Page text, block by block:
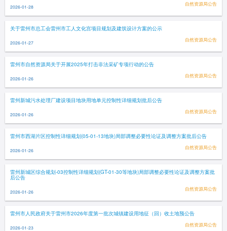
2026-01-28 自然资源局公告
关于雷州市总工会雷州市工人文化宫项目规划及建筑设计方案的公示
2026-01-27 自然资源局公告
雷州市自然资源局关于开展2025年打击非法采矿专项行动的公告
2026-01-26 自然资源局公告
雷州新城污水处理厂建设项目地块用地单元控制性详细规划批后公告
2026-01-26 自然资源局公告
雷州市西湖片区控制性详细规划(05-01-13地块)局部调整必要性论证及调整方案批后公告
2026-01-26 自然资源局公告
雷州新城区综合规划-03控制性详细规划(GT-01-30等地块)局部调整必要性论证及调整方案批
后公告
2026-01-26 自然资源局公告
雷州市人民政府关于雷州市2026年度第一批次城镇建设用地征（回）收土地预公告
2026-01-23 自然资源局公告